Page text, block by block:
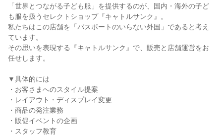
「世界とつながる子ども服」を提供するのが、国内・海外の子ど
も服を扱うセレクトショップ『キャトルサンク』。
私たちはこの店舗を「パスポートのいらない外国」であると考え
ています。
その思いを表現する『キャトルサンク』で、販売と店舗運営をお
任せします。
▼具体的には
・お客さまへのスタイル提案
・レイアウト・ディスプレイ変更
・商品の発注業務
・販促イベントの企画
・スタッフ教育